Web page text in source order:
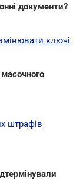
документи?
ключі
штрафів